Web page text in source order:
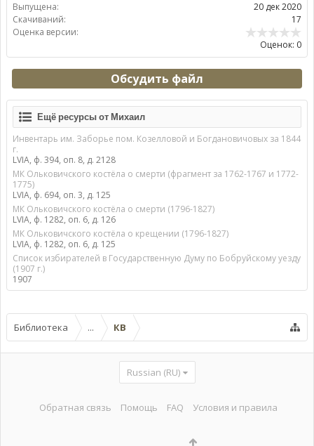
Выпущена:
20 дек 2020
Скачиваний:
17
Оценка версии:
Оценок: 0
Обсудить файл
Ещё ресурсы от Михаил
Инвентарь им. Заборье пом. Козелловой и Богдановичовых за 1844
г.
LVIA, ф. 394, оп. 8, д. 2128
МК Ольковичского костёла о смерти (фрагмент за 1762-1767 и 1772-
1775)
LVIA, ф. 694, оп. 3, д. 125
МК Ольковичского костёла о смерти (1796-1827)
LVIA, ф. 1282, оп. 6, д. 126
МК Ольковичского костёла о крещении (1796-1827)
LVIA, ф. 1282, оп. 6, д. 125
Список избирателей в Государственную Думу по Бобруйскому уезду
(1907 г.)
1907
Библиотека ... КВ
Russian (RU)
Обратная связь Помощь FAQ Условия и правила